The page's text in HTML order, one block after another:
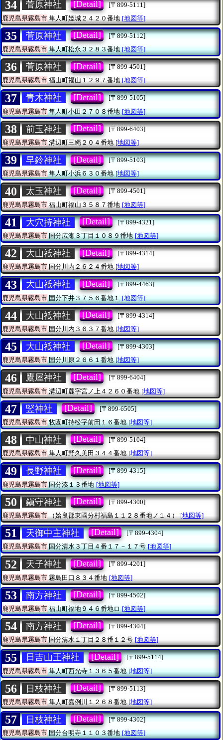
34 菅原神社 [Detail]
[〒899-5111]
鹿児島県霧島市 隼人町姫城２４２０番地 [地図等]
35 菅原神社 [Detail]
[〒899-5112]
鹿児島県霧島市隼人町松永３２８３番地 [地図等]
36 菅原神社 [Detail]
[〒899-4501]
鹿児島県霧島市福山町福山１２９７番地 [地図等]
37 青木神社 [Detail]
[〒899-5105]
鹿児島県霧島市隼人町小田２７０８番地 [地図等]
38 前玉神社 [Detail]
[〒899-6403]
鹿児島県霧島市溝辺町三縄２０４番地 [地図等]
39 早鈴神社 [Detail]
[〒899-5103]
鹿児島県霧島市隼人町小浜６３０番地 [地図等]
40 太玉神社 [Detail]
[〒899-4501]
鹿児島県霧島市 福山町福山３５８７番地 [地図等]
41 大穴持神社 [Detail]
[〒899-4321]
鹿児島県霧島市国分広瀬３丁目１０８９番地 [地図等]
42 大山祗神社 [Detail]
[〒899-4314]
鹿児島県霧島市国分川内２６２４番地 [地図等]
43 大山祗神社 [Detail]
[〒899-4463]
鹿児島県霧島市国分下井３７５６番地１ [地図等]
44 大山祗神社 [Detail]
[〒899-4314]
鹿児島県霧島市国分川内３６３７番地 [地図等]
45 大山祗神社 [Detail]
[〒899-4303]
鹿児島県霧島市国分川原２６６１番地 [地図等]
46 鷹屋神社 [Detail]
[〒899-6404]
鹿児島県霧島市 溝辺町麓字宮ノ上４２６０番地 [地図等]
47 竪神社 [Detail]
[〒899-6505]
鹿児島県霧島市牧園町持松字前田１６番地 [地図等]
48 中山神社 [Detail]
[〒899-5104]
鹿児島県霧島市隼人町野久美田３４４番地 [地図等]
49 長野神社 [Detail]
[〒899-4315]
鹿児島県霧島市国分湊１３番地 [地図等]
50 鎭守神社 [Detail]
[〒899-4300]
鹿児島県霧島市（姶良郡東國分村福島１１２８番地ノ１４） [地図等]
51 天御中主神社 [Detail]
[〒899-4304]
鹿児島県霧島市国分清水３丁目４番１７－１７号 [地図等]
52 天子神社 [Detail]
[〒899-4201]
鹿児島県霧島市 霧島田口８３４番地 [地図等]
53 南方神社 [Detail]
[〒899-4502]
鹿児島県霧島市福山町福地９４６番地ロ [地図等]
54 南方神社 [Detail]
[〒899-4304]
鹿児島県霧島市国分清水１丁目２８番１２号 [地図等]
55 日吉山王神社 [Detail]
[〒899-5114]
鹿児島県霧島市隼人町西光寺１３６５番地 [地図等]
56 日枝神社 [Detail]
[〒899-5113]
鹿児島県霧島市隼人町嘉例川１２６８番地 [地図等]
57 日枝神社 [Detail]
[〒899-4302]
鹿児島県霧島市国分台明寺１１０３番地 [地図等]